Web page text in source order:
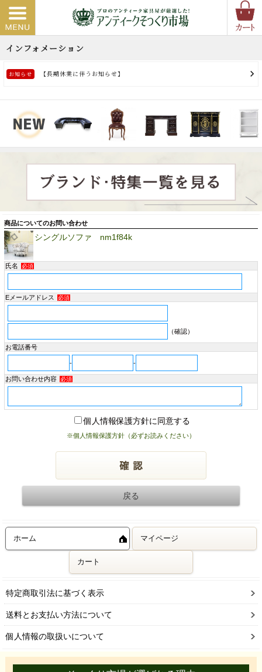
商品についてのお問い合わせ
シングルソファ nm1f84k
氏名 必須
Eメールアドレス 必須
（確認）
お電話番号
- -
お問い合わせ内容 必須
個人情報保護方針に同意する
※個人情報保護方針（必ずお読みください）
ホーム マイページ
カート
特定商取引法に基づく表示
送料とお支払い方法について
個人情報の取扱いについて